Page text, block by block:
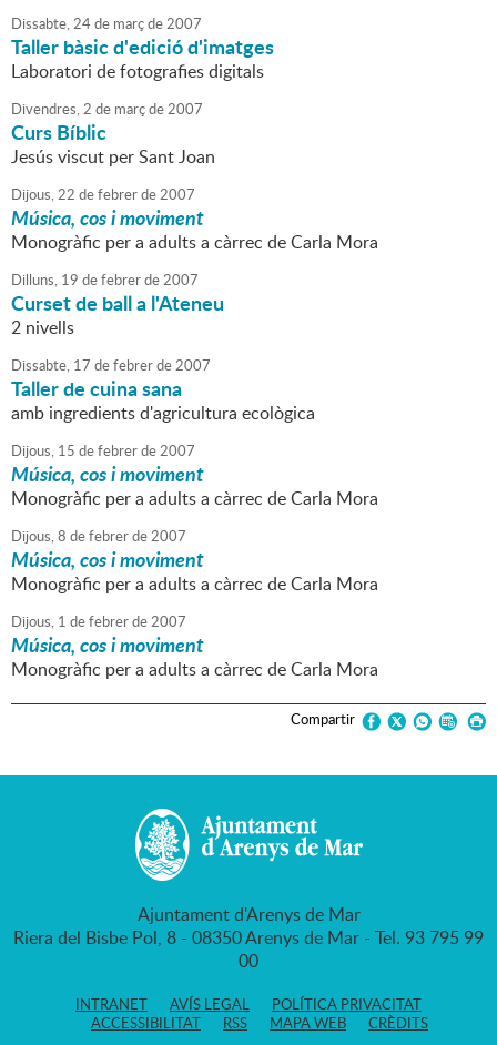
Dissabte,24de marçde2007
Taller bàsic d'edició d'imatges
Laboratori de fotografies digitals
Divendres,2 de marçde2007
Curs Bíblic
Jesús viscut per Sant Joan
Dijous,22 defebrerde2007
Música, cos i moviment
Monogràfic per a adults a càrrec de Carla Mora
Dilluns, 19 defebrerde2007
Curset de ball a l'Ateneu
2 nivells
Dissabte, 17 defebrerde2007
Taller de cuina sana
amb ingredients d'agricultura ecològica
Dijous, 15 defebrerde2007
Música, cos i moviment
Monogràfic per a adults a càrrec de Carla Mora
Dijous,8 defebrerde2007
Música, cos i moviment
Monogràfic per a adults a càrrec de Carla Mora
Dijous, 1 defebrerde2007
Música, cos i moviment
Monogràfic per a adults a càrrec de Carla Mora
Compartir
Ajuntament d'Arenys de Mar
Riera del Bisbe Pol, 8 - 08350 Arenys de Mar - Tel. 93 795 99
00
INTRANET AVÍS LEGAL
POLÍTICA PRIVACITAT
ACCESSIBILITAT
RSS MAPA WEB CRÈDITS